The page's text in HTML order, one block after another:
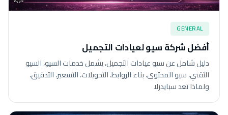
GENERAL
أفضل شركة سيو لعيادات التجميل
دليل شامل عن سيو عيادات التجميل، يشمل خدمات السيو، السيو
التقني، سيو المحتوى، بناء الروابط، التحويلات، التسعير، التدقيق،
ولماذا تعد سبايدرلا